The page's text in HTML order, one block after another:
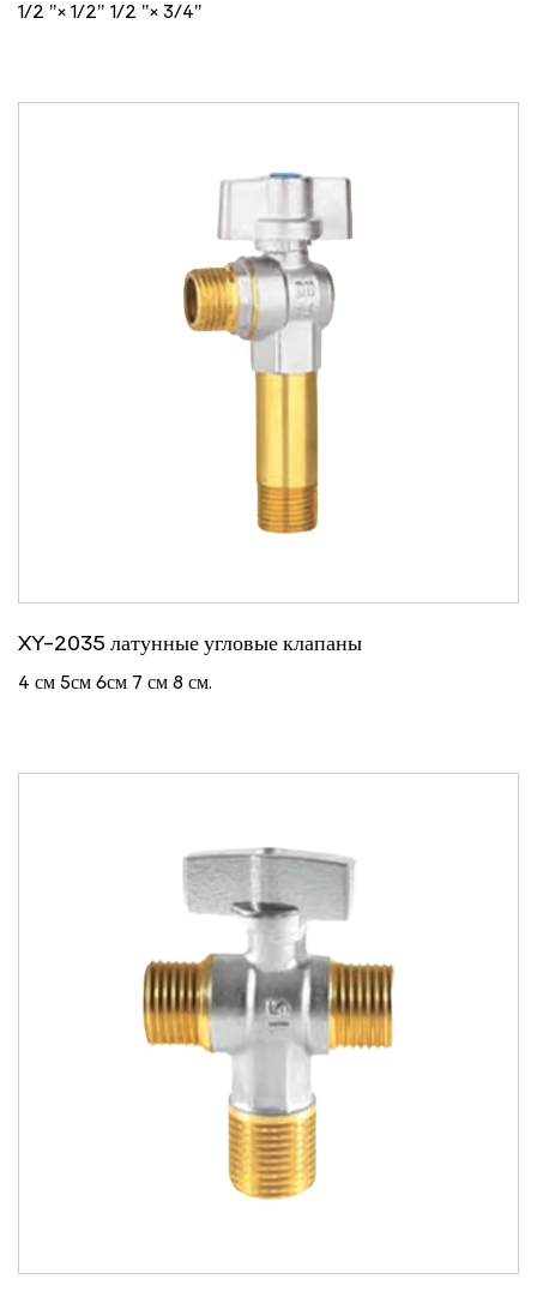
1/2 "× 1/2" 1/2 "× 3/4"
XY-2035 латунные угловые клапаны
4 см 5см 6см 7 см 8 см.